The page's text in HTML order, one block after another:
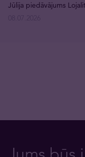
Jūlija piedāvājums